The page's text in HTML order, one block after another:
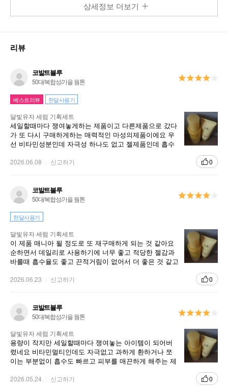
상세정보 더보기
리뷰
코발트블루
50대/복합성/가을 웜톤
베스트리뷰 한달사용기
달빛유자 세럼 기획세트
세일할때마다 쟁여놓게하는 제품이고 다른제품으로 갔다
가 또 다시 구매하게하는 매력적인 마성의제품이에요 우
선 비타민성분인데 자극성 하나도 없고 젤제품인데 흡수
고요 가격이 비싸서 흠이지만 계속 구매할 것 같아요
2026.06.08 신고하기 0
코발트블루
50대/복합성/가을 웜톤
한달사용기
달빛유자 세럼 기획세트
이 제품 매니아 될 정도로 또 재구매하게 되는 것 같아요
순하면서 데일리로 사용하기에 너무 좋고 적당한 젤감과
바를때 흡수율도 좋고 끈적거림이 없어서 더 좋은 것 같고
같아요
2026.06.23 신고하기 0
코발트블루
50대/복합성/가을 웜톤
달빛유자 세럼 기획세트
용량이 작지만 세일할때마다 쟁여놓는 아이템이 되어버
렸네요 비타민멀티인데도 자극없고 과하게 환하거나 쪼
이는 부분없이 흡수도 빠르고 피부를 매끈하게 해주는 제
2026.05.24 신고하기 0